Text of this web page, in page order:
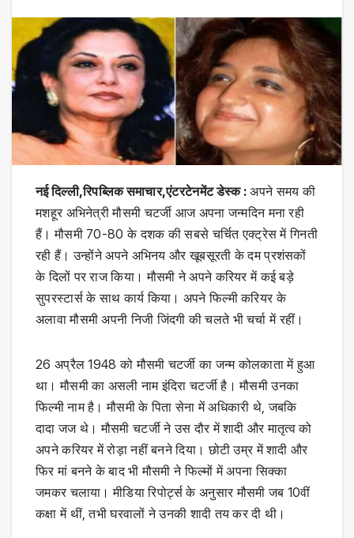
नई दिल्ली,रिपब्लिक समाचार,एंटरटेनमेंट डेस्क :अपने समय की
मशहूर अभिनेत्री मौसमी चटर्जी आज अपना जन्मदिन मना रही
हैं। मौसमी 70-80 के दशक की सबसे चर्चित एक्ट्रेस में गिनती
रही हैं। उन्होंने अपने अभिनय और खूबसूरती के दम प्रशंसकों
के दिलों पर राज किया। मौसमी ने अपने करियर में कई बड़े
सुपरस्टार्स के साथ कार्य किया। अपने फिल्मी करियर के
अलावा मौसमी अपनी निजी जिंदगी की चलते भी चर्चा में रहीं।
26 अप्रैल 1948 को मौसमी चटर्जी का जन्म कोलकाता में हुआ
था। मौसमी का असली नाम इंदिरा चटर्जी है। मौसमी उनका
फिल्मी नाम है। मौसमी के पिता सेना में अधिकारी थे, जबकि
दादा जज थे। मौसमी चटर्जी ने उस दौर में शादी और मातृत्व को
अपने करियर में रोड़ा नहीं बनने दिया। छोटी उम्र में शादी और
फिर मां बनने के बाद भी मौसमी ने फिल्मों में अपना सिक्का
जमकर चलाया। मीडिया रिपोर्ट्स के अनुसार मौसमी जब 10वीं
कक्षा में थीं, तभी घरवालों ने उनकी शादी तय कर दी थी।